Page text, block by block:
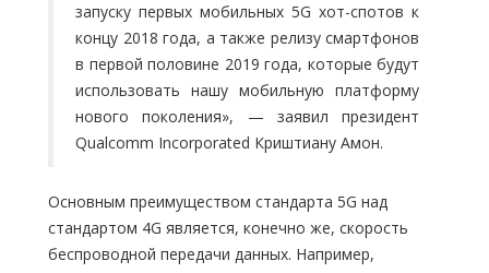
запуску первых мобильных 5G хот-спотов к
концу 2018 года, а также релизу смартфонов
в первой половине 2019 года, которые будут
использовать нашу мобильную платформу
нового поколения», — заявил президент
Qualcomm Incorporated Криштиану Амон.
Основным преимуществом стандарта 5G над
стандартом 4G является, конечно же, скорость
беспроводной передачи данных. Например,